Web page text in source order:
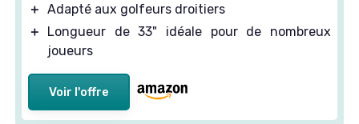
＋ Adapté aux golfeurs droitiers
＋
Longueur de 33" idéale pour de nombreux
joueurs
Voir l'offre